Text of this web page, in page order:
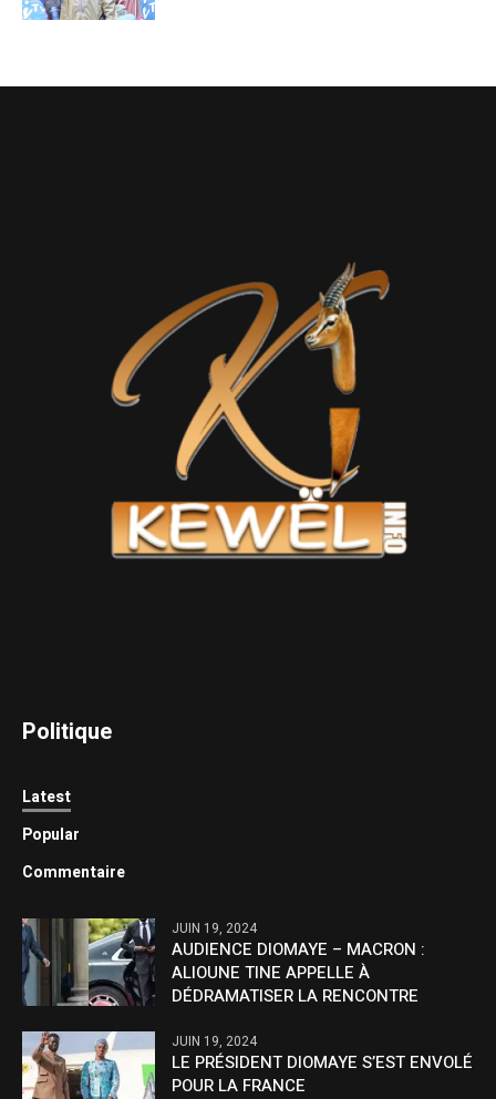
Politique
Latest
Popular
Commentaire
JUIN 19, 2024
AUDIENCE DIOMAYE – MACRON :
ALIOUNE TINE APPELLE À
DÉDRAMATISER LA RENCONTRE
JUIN 19, 2024
LE PRÉSIDENT DIOMAYE S’EST ENVOLÉ
POUR LA FRANCE